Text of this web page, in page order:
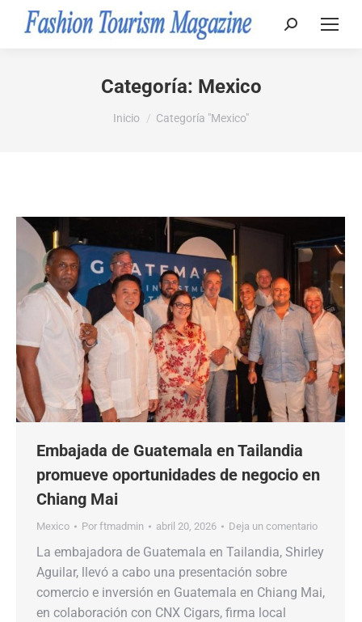
Buscar:
Categoría: Mexico
Estás aquí:
Inicio Categoría "Mexico"
Embajada de Guatemala en Tailandia
promueve oportunidades de negocio en
Chiang Mai
Mexico Por ftmadmin abril 20, 2026 Deja un comentario
La embajadora de Guatemala en Tailandia, Shirley
Aguilar, llevó a cabo una presentación sobre
comercio e inversión en Guatemala en Chiang Mai,
en colaboración con CNX Cigars, firma local